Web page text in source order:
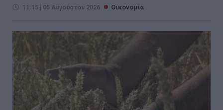
11:15 | 05 Αυγούστου 2026 Οικονομία